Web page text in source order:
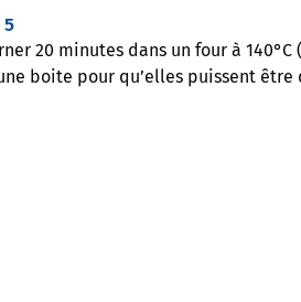
5
20 minutes dans un four à
boite pour qu’elles puissent être